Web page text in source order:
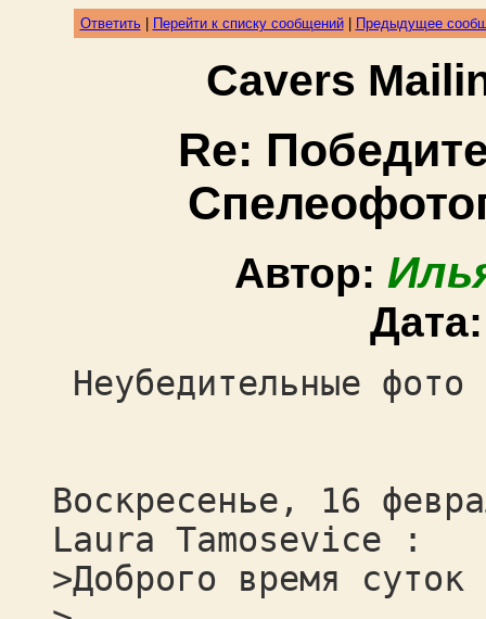
Ответить| Перейти к списку сообщений| Предыдущее
Cavers
Re:
Автор:
Неубедительные
Воскресенье, 16
Laura Tamosevice :
>Доброго время